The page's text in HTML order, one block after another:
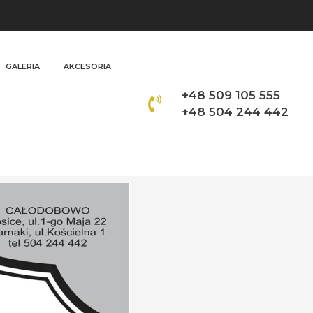
GALERIA AKCESORIA
+48 509 105 555
+48 504 244 442